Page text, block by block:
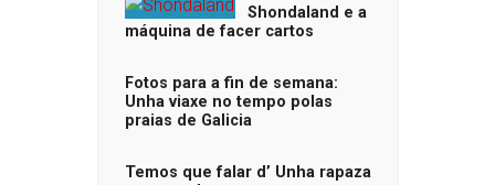
Shondaland e a
máquina de facer cartos
Fotos para a fin de semana:
Unha viaxe no tempo polas
praias de Galicia
Temos que falar d’ Unha rapaza